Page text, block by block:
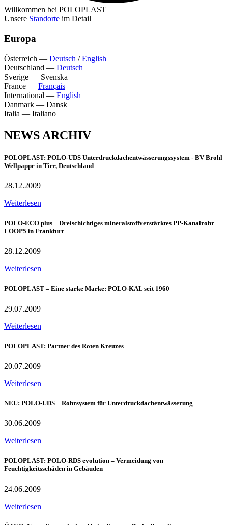
Willkommen bei POLOPLAST
Unsere Standorte im Detail
Europa
Österreich — Deutsch /English
Deutschland — Deutsch
Sverige — Svenska
France — Français
International — English
Danmark — Dansk
Italia — Italiano
NEWS ARCHIV
POLOPLAST: POLO-UDS Unterdruckdachentwässerungssystem - BV Brohl
Wellpappe in Tier, Deutschland
28.12.2009
Weiterlesen
POLO-ECO plus – Dreischichtiges mineralstoffverstärktes PP-Kanalrohr –
LOOP5 in Frankfurt
28.12.2009
Weiterlesen
POLOPLAST – Eine starke Marke: POLO-KAL seit 1960
29.07.2009
Weiterlesen
POLOPLAST: Partner des Roten Kreuzes
20.07.2009
Weiterlesen
NEU: POLO-UDS – Rohrsystem für Unterdruckdachentwässerung
30.06.2009
Weiterlesen
POLOPLAST: POLO-RDS evolution – Vermeidung von
Feuchtigkeitsschäden in Gebäuden
24.06.2009
Weiterlesen